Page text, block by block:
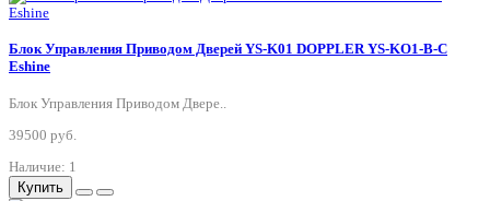
Блок Управления Приводом Дверей YS-K01 DOPPLER YS-KO1-B-C
Eshine
Блок Управления Приводом Двере..
39500 руб.
Наличие: 1
Купить